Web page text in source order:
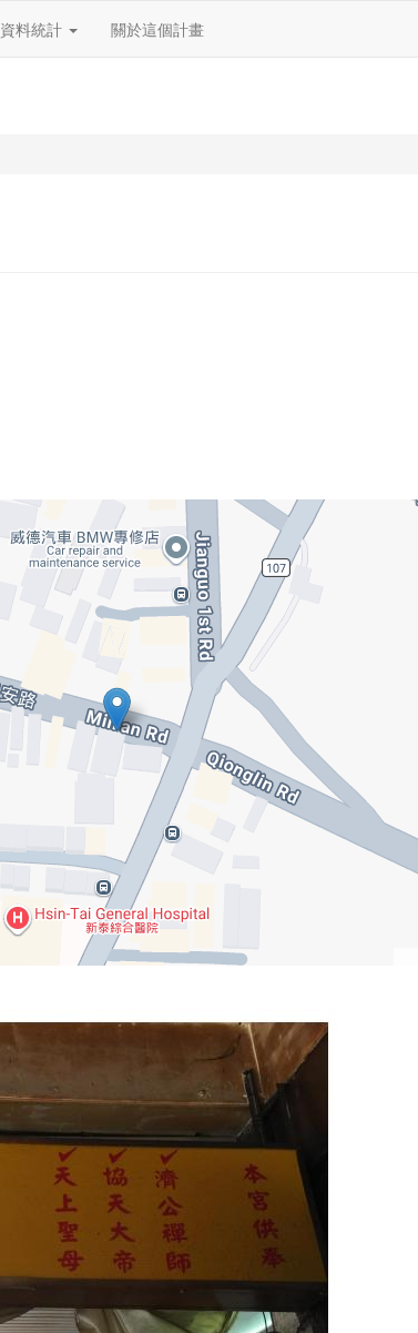
資料統計 關於這個計畫